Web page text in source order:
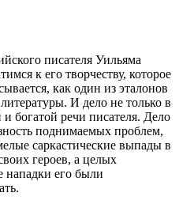
писателя Уильяма
к его творчеству, которое
как один из эталонов
И дело не только в
богатой речи писателя. Дело
поднимаемых проблем,
саркастические выпады в
героев, а целых
нападки его были